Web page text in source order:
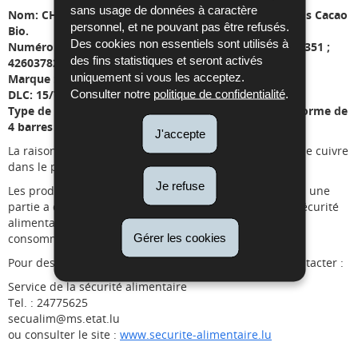
sans usage de données à caractère
personnel, et ne pouvant pas être refusés.
Des cookies non essentiels sont utilisés à
des fins statistiques et seront activés
uniquement si vous les acceptez.
Consulter notre politique de confidentialité.
J'accepte
Je refuse
Gérer les cookies
Nom: CHOCQBAR Cacao Bio, Mocca Cacao Bio et Kokos Cacao
Bio.
Numéro de produit EAN: 4260378270108 ; 4260378270351 ;
4260378270573
Marque : Chocqlate
DLC: 15/7/2015, 01/08/2015, 01/09/2015, 15/10/2015
Type de produit: barres chocolatées emballées sous forme de
4 barres à 12.5 g chacune
La raison du retrait est la présence éventuelle d'un fil de cuivre
dans le produit.
Les produits incriminés ont été retirés des rayons, mais une
partie a quand même été vendue. Les autorités de la sécurité
alimentaire luxembourgeoises recommandent aux
consommateurs de ne plus consommer ces produits.
Pour des renseignements supplémentaires veuillez contacter :
Service de la sécurité alimentaire
Tel. : 24775625
secualim@ms.etat.lu
ou consulter le site : www.securite-alimentaire.lu